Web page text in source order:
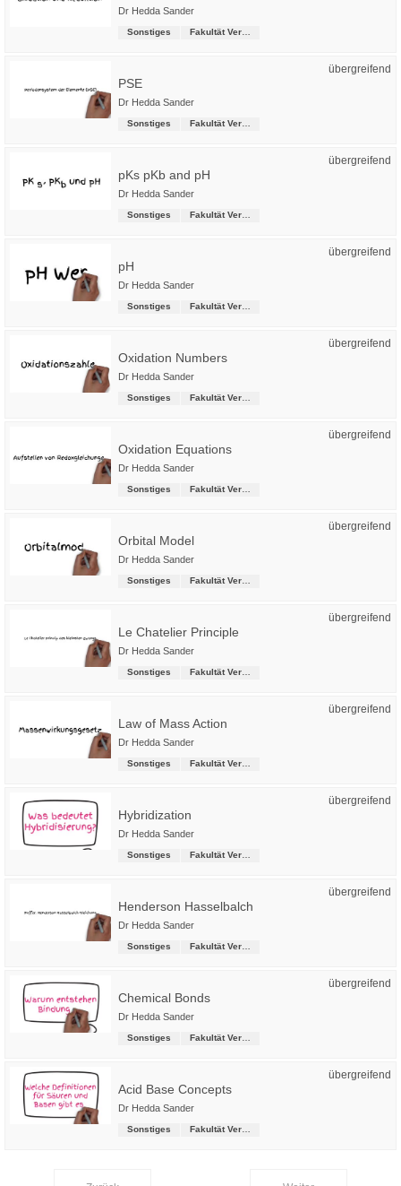
Dr Hedda Sander
Sonstiges
übergreifend
PSE
Dr Hedda Sander
Sonstiges
übergreifend
pKs pKb and pH
Dr Hedda Sander
Sonstiges
übergreifend
pH
Dr Hedda Sander
Sonstiges
übergreifend
Oxidation Numbers
Dr Hedda Sander
Sonstiges
übergreifend
Oxidation Equations
Dr Hedda Sander
Sonstiges
übergreifend
Orbital Model
Dr Hedda Sander
Sonstiges
übergreifend
Le Chatelier Principle
Dr Hedda Sander
Sonstiges
übergreifend
Law of Mass Action
Dr Hedda Sander
Sonstiges
übergreifend
Hybridization
Dr Hedda Sander
Sonstiges
übergreifend
Henderson Hasselbalch
Dr Hedda Sander
Sonstiges
übergreifend
Chemical Bonds
Dr Hedda Sander
Sonstiges
übergreifend
Acid Base Concepts
Dr Hedda Sander
Sonstiges